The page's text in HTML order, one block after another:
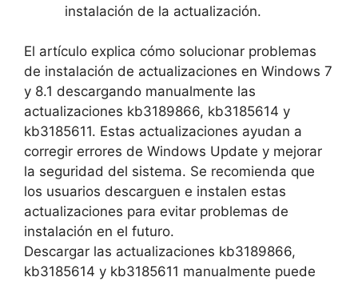
instalación de la actualización.
El artículo explica cómo solucionar problemas
de instalación de actualizaciones en Windows 7
y 8.1 descargando manualmente las
actualizaciones kb3189866, kb3185614 y
kb3185611. Estas actualizaciones ayudan a
corregir errores de Windows Update y mejorar
la seguridad del sistema. Se recomienda que
los usuarios descarguen e instalen estas
actualizaciones para evitar problemas de
instalación en el futuro.
Descargar las actualizaciones kb3189866,
kb3185614 y kb3185611 manualmente puede